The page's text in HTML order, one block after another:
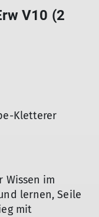
V10 (2
Kletterer
Wissen im
lernen, Seile
mit